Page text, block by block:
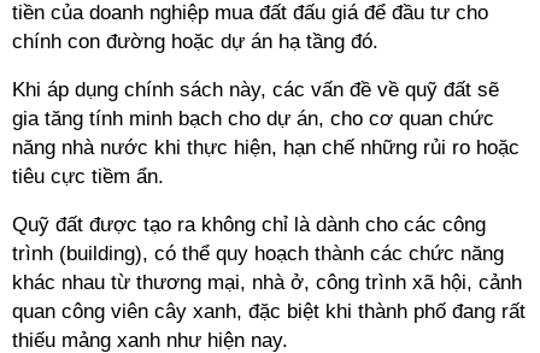
tiền của doanh nghiệp mua đất đấu giá để đầu tư cho
chính con đường hoặc dự án hạ tầng đó.
Khi áp dụng chính sách này, các vấn đề về quỹ đất sẽ
gia tăng tính minh bạch cho dự án, cho cơ quan chức
năng nhà nước khi thực hiện, hạn chế những rủi ro hoặc
tiêu cực tiềm ẩn.
Quỹ đất được tạo ra không chỉ là dành cho các công
trình (building), có thể quy hoạch thành các chức năng
khác nhau từ thương mại, nhà ở, công trình xã hội, cảnh
quan công viên cây xanh, đặc biệt khi thành phố đang rất
thiếu mảng xanh như hiện nay.